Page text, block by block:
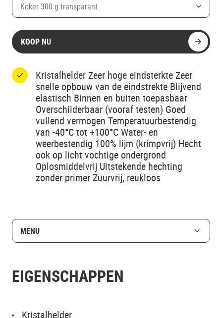
Koker 300 g transparant
KOOP NU
Kristalhelder Zeer hoge eindsterkte Zeer
snelle opbouw van de eindstrekte Blijvend
elastisch Binnen en buiten toepasbaar
Overschilderbaar (vooraf testen) Goed
vullend vermogen Temperatuurbestendig
van -40°C tot +100°C Water- en
weerbestendig 100% lijm (krimpvrij) Hecht
ook op licht vochtige ondergrond
Oplosmiddelvrij Uitstekende hechting
zonder primer Zuurvrij, reukloos
MENU
EIGENSCHAPPEN
Kristalhelder